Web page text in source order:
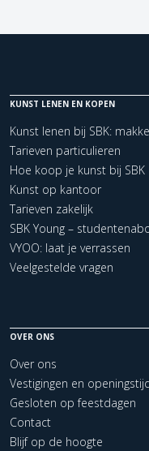
KUNST LENEN EN KOPEN
Kunst lenen bij SBK:
Tarieven particulieren
Hoe koop je kunst bij SBK
Kunst op kantoor
Tarieven zakelijk
SBK Young –
VYOO: laat je verrassen
Veelgestelde vragen
OVER ONS
Over ons
Vestigingen en
Gesloten op feestdagen
Contact
Blijf op de hoogte